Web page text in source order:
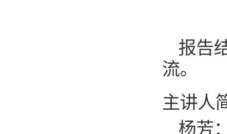
报告
流。
主讲人
杨芳